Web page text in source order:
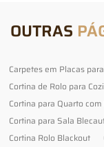
OUTRAS
Carpetes em Placas
Cortina de Rolo para
Cortina para Quarto
Cortina para Sala
Cortina Rolo Blackout